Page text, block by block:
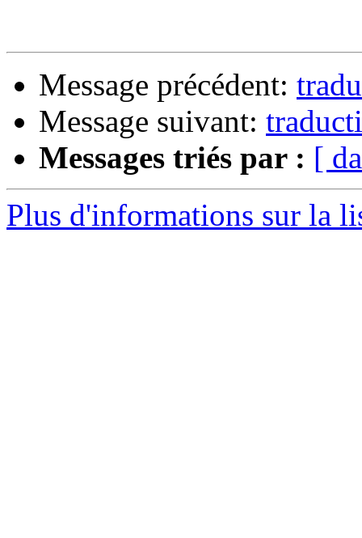
Message précédent:
Message suivant:
Messages triés par : [
Plus d'informations sur la